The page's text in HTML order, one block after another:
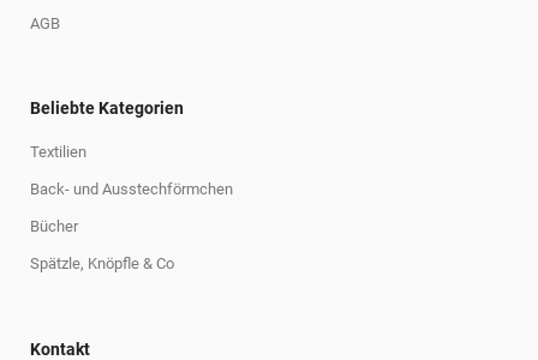
AGB
Beliebte Kategorien
Textilien
Back- und Ausstechförmchen
Bücher
Spätzle, Knöpfle & Co
Kontakt